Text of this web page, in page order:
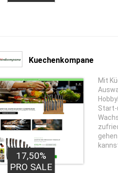
Kuechenkompane
17,50%
PRO SALE
Mit
Start-